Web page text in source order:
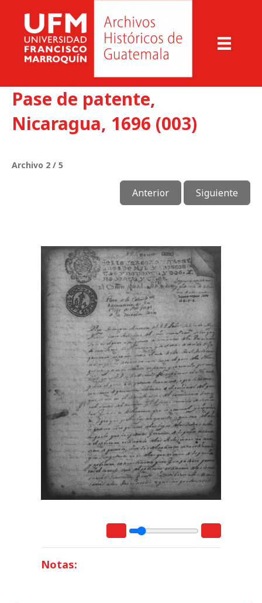
Pase de patente,
Nicaragua, 1696 (003)
Archivo 2 / 5
Anterior Siguiente
Notas: